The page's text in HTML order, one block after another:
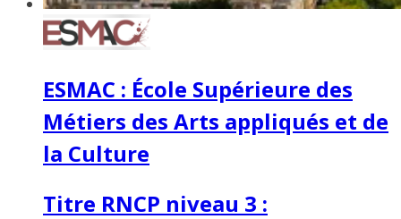
ESMAC : École Supérieure des
Métiers des Arts appliqués et de
la Culture
Titre RNCP niveau 3 :